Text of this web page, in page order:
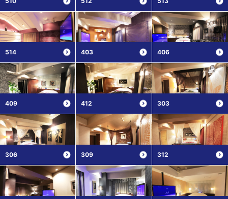
514 403 406
409 412 303
306 309 312